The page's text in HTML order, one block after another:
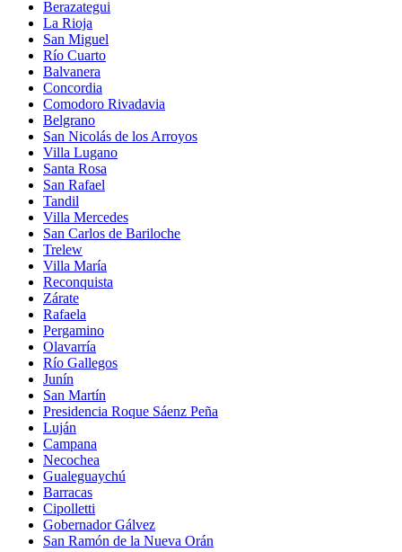
Berazategui
La Rioja
San Miguel
Río Cuarto
Balvanera
Concordia
Comodoro Rivadavia
Belgrano
San Nicolás de los Arroyos
Villa Lugano
Santa Rosa
San Rafael
Tandil
Villa Mercedes
San Carlos de Bariloche
Trelew
Villa María
Reconquista
Zárate
Rafaela
Pergamino
Olavarría
Río Gallegos
Junín
San Martín
Presidencia Roque Sáenz Peña
Luján
Campana
Necochea
Gualeguaychú
Barracas
Cipolletti
Gobernador Gálvez
San Ramón de la Nueva Orán